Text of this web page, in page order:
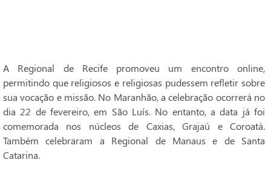
A Regional de Recife promoveu um encontro online,
permitindo que religiosos e religiosas pudessem refletir sobre
sua vocação e missão. No Maranhão, a celebração ocorrerá no
dia 22 de fevereiro, em São Luís. No entanto, a data já foi
comemorada nos núcleos de Caxias, Grajaú e Coroatá.
Também celebraram a Regional de Manaus e de Santa
Catarina.